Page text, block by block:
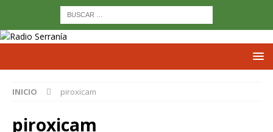
INICIO piroxicam
piroxicam